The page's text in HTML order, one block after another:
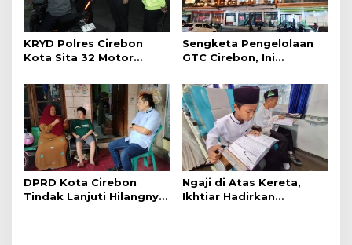
KRYD Polres Cirebon
Kota Sita 32 Motor
Sengketa Pengelolaan
GTC Cirebon, Ini
Simanjuntak
DPRD Kota Cirebon
Tindak Lanjuti Hilangnya
Ngaji di Atas Kereta,
Ikhtiar Hadirkan